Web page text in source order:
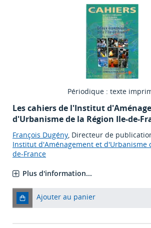
Périodique : texte
Les cahiers de l'Institut
d'Urbanisme de la Région Ile-de-
François Dugény, Directeur de
Institut d'Aménagement et d'Urbanisme
de-France
Plus d'information...
Ajouter au panier